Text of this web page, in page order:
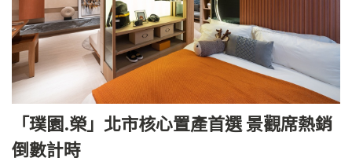
「璞園.榮」北市核心置產首選 景觀席熱銷
倒數計時